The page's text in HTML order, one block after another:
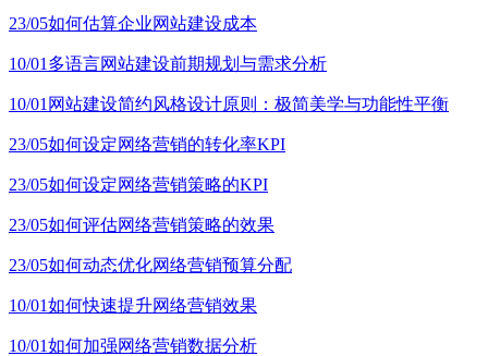
23/05如何估算企业网站建设成本
10/01 多语言网站建设前期规划与需求分析
10/01 网站建设简约风格设计原则：极简美学与功能性平衡
23/05如何设定网络营销的转化率KPI
23/05如何设定网络营销策略的KPI
23/05如何评估网络营销策略的效果
23/05如何动态优化网络营销预算分配
10/01如何快速提升网络营销效果
10/01如何加强网络营销数据分析